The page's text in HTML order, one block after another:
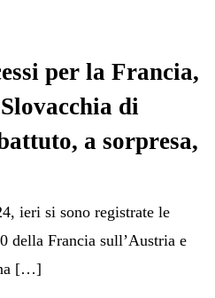
per la Francia,
di
a sorpresa,
ieri si sono registrate le
della Francia sull’Austria e
[…]